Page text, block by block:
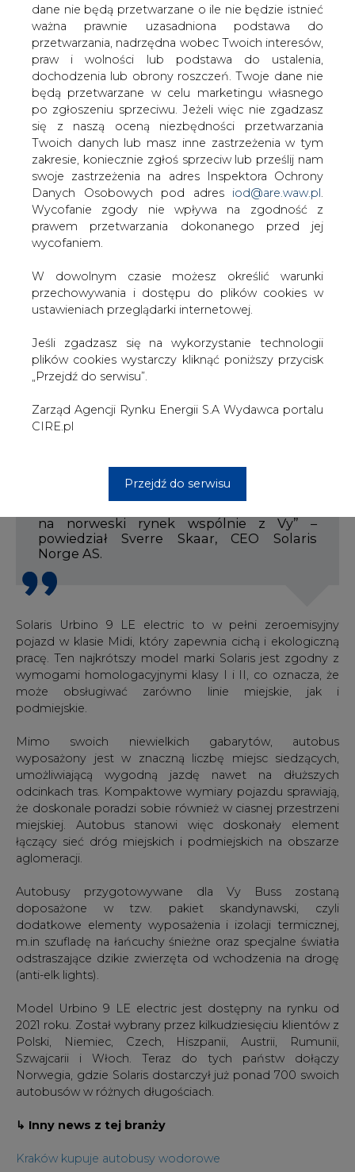
dane nie będą przetwarzane o ile nie będzie istnieć
ważna prawnie uzasadniona podstawa do
przetwarzania, nadrzędna wobec Twoich interesów,
praw i wolności lub podstawa do ustalenia,
dochodzenia lub obrony roszczeń. Twoje dane nie
będą przetwarzane w celu marketingu własnego
po zgłoszeniu sprzeciwu. Jeżeli więc nie zgadzasz
się z naszą oceną niezbędności przetwarzania
Twoich danych lub masz inne zastrzeżenia w tym
zakresie, koniecznie zgłoś sprzeciw lub prześlij nam
swoje zastrzeżenia na adres Inspektora Ochrony
Danych Osobowych pod adres iod@are.waw.pl
Wycofanie zgody nie wpływa na zgodność z
prawem przetwarzania dokonanego przed jej
wycofaniem.
W dowolnym czasie możesz określić warunki
przechowywania i dostępu do plików cookies w
ustawieniach przeglądarki internetowej.
Jeśli zgadzasz się na wykorzystanie technologii
plików cookies wystarczy kliknąć poniższy przycisk
„Przejdź do serwisu”.
Zarząd Agencji Rynku Energii S.A Wydawca portalu
CIRE.pl
Przejdź do serwisu
Solaris Bus & Coach
Vy Buss, największa firma autobusowa
w Norwegii, zdecydowała o zamówieniu
Solarisów Urbino 9 LE electric. Autobusy
będą obsługiwały trasy w Slemmestad,
podmiejskiej miejscowości Oslo.
↳ Inny news z tej branży
dla MZA Warszawa
To pierwsze zamówienie 9-metrowych autobusów
zaplanowane na lipiec 2025 roku.
„Norwegia od wielu lat odnosi sukcesy z
dieslową wersją Solaris Urbino 8,9 LE –
miejscowościach. Teraz dążymy do tego,
aby nowy elektryczny 9 LE odniósł równie
na norweski rynek wspólnie z Vy” –
powiedział Sverre Skaar, CEO Solaris
Norge AS.
Solaris Urbino 9 LE electric to w pełni zeroemisyjny
pojazd w klasie Midi, który zapewnia cichą i ekologiczną
pracę. Ten najkrótszy model marki Solaris jest zgodny z
wymogami homologacyjnymi klasy I i II, co oznacza, że
może obsługiwać zarówno linie miejskie, jak i
podmiejskie.
Mimo swoich niewielkich gabarytów, autobus
wyposażony jest w znaczną liczbę miejsc siedzących,
umożliwiającą wygodną jazdę nawet na dłuższych
odcinkach tras. Kompaktowe wymiary pojazdu sprawiają,
że doskonale poradzi sobie również w ciasnej przestrzeni
miejskiej. Autobus stanowi więc doskonały element
łączący sieć dróg miejskich i podmiejskich na obszarze
aglomeracji.
Autobusy przygotowywane dla Vy Buss zostaną
doposażone w tzw. pakiet skandynawski, czyli
dodatkowe elementy wyposażenia i izolacji termicznej,
m.in szufladę na łańcuchy śnieżne oraz specjalne światła
odstraszające dzikie zwierzęta od wchodzenia na drogę
(anti-elk lights).
Model Urbino 9 LE electric jest dostępny na rynku od
2021 roku. Został wybrany przez kilkudziesięciu klientów z
Polski, Niemiec, Czech, Hiszpanii, Austrii, Rumunii,
Szwajcarii i Włoch. Teraz do tych państw dołączy
Norwegia, gdzie Solaris dostarczył już ponad 700 swoich
autobusów w różnych długościach.
↳ Inny news z tej branży
Kraków kupuje autobusy wodorowe